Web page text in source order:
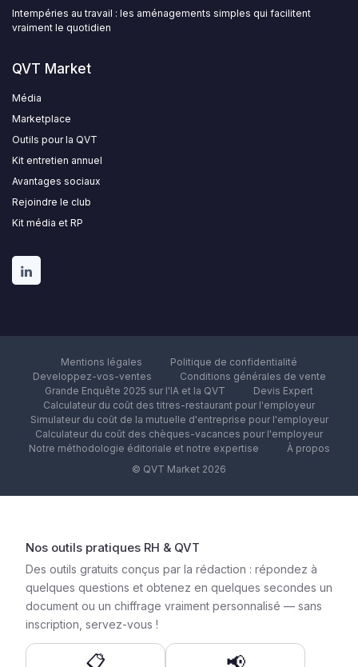
Intempéries au travail : les aménagements simples qui facilitent
vraiment le quotidien
QVT Market
Média
Marketplace
Outils pour la QVT
Kit entretien annuel
Avantages sociaux
Rejoindre le club
Kit média et RP
Mentions légales
Politique de confidentialité
Developpez-vos-ventes
Conditions générales de vente
Grande Enquête 2025 sur l'IA et la QVT
Devis Expert
Calculateur du coût des titres-restaurant pour l'employeur
Simulateur du coût de la mutuelle d'entreprise pour l'employeur
Calculateur du coût des chèques-vacances pour l'employeur
Notre méthodologie éditoriale et notre expertise
À propos
© QVT Market 2026
Nos outils pratiques RH & QVT
Des outils gratuits conçus par la rédaction : répondez à
quelques questions et obtenez en quelques secondes un
document ou un chiffrage vraiment personnalisé — sans
inscription, servez-vous !